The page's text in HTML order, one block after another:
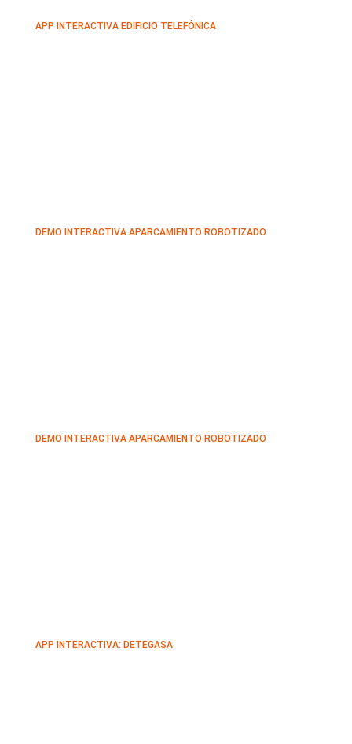
APP INTERACTIVA EDIFICIO TELEFÓNICA
DEMO INTERACTIVA APARCAMIENTO ROBOTIZADO
DEMO INTERACTIVA APARCAMIENTO ROBOTIZADO
APP INTERACTIVA: DETEGASA